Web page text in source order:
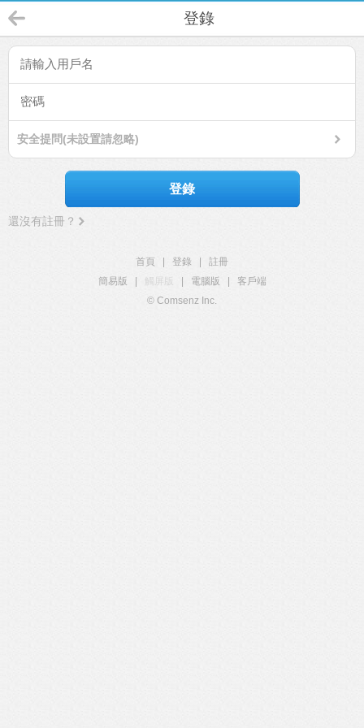
登錄
安全提問(未設置請忽略)
登錄
還沒有註冊？
首頁 登錄
註冊
簡易版
觸屏版 電腦版
客戶端
© Comsenz Inc.